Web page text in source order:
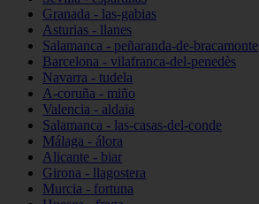
Granada - las-gabias
Asturias - llanes
Salamanca - peñaranda-de-bracamonte
Barcelona - vilafranca-del-penedès
Navarra - tudela
A-coruña - miño
Valencia - aldaia
Salamanca - las-casas-del-conde
Málaga - álora
Alicante - biar
Girona - llagostera
Murcia - fortuna